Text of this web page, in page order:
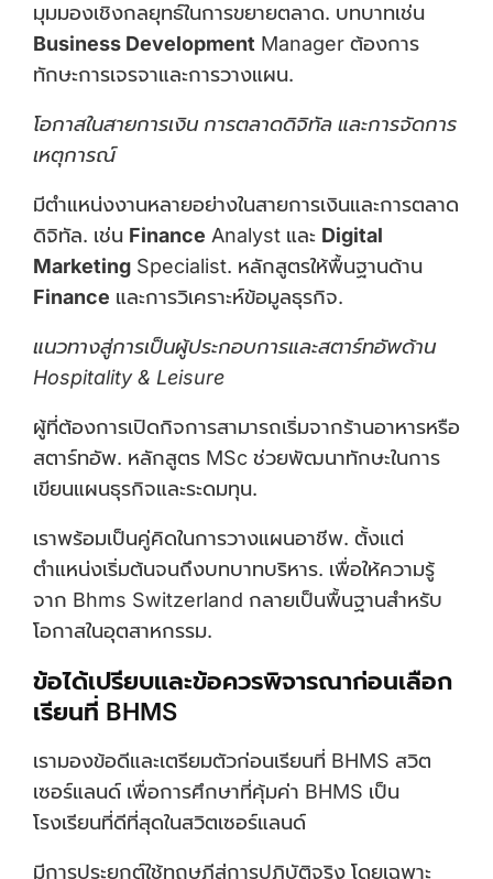
มุมมองเชิงกลยุทธ์ในการขยายตลาด. บทบาทเช่น
Business Development Manager ต้องการ
ทักษะการเจรจาและการวางแผน.
โอกาสในสายการเงิน การตลาดดิจิทัล และการจัดการ
เหตุการณ์
มีตำแหน่งงานหลายอย่างในสายการเงินและการตลาด
ดิจิทัล. เช่น Finance Analyst และ Digital
Marketing Specialist. หลักสูตรให้พื้นฐานด้าน
Finance และการวิเคราะห์ข้อมูลธุรกิจ.
แนวทางสู่การเป็นผู้ประกอบการและสตาร์ทอัพด้าน
Hospitality & Leisure
ผู้ที่ต้องการเปิดกิจการสามารถเริ่มจากร้านอาหารหรือ
สตาร์ทอัพ. หลักสูตร MSc ช่วยพัฒนาทักษะในการ
เขียนแผนธุรกิจและระดมทุน.
เราพร้อมเป็นคู่คิดในการวางแผนอาชีพ. ตั้งแต่
ตำแหน่งเริ่มต้นจนถึงบทบาทบริหาร. เพื่อให้ความรู้
จาก Bhms Switzerland กลายเป็นพื้นฐานสำหรับ
โอกาสในอุตสาหกรรม.
ข้อได้เปรียบและข้อควรพิจารณาก่อนเลือก
เรียนที่ BHMS
เรามองข้อดีและเตรียมตัวก่อนเรียนที่ BHMS สวิต
เซอร์แลนด์ เพื่อการศึกษาที่คุ้มค่า BHMS เป็น
โรงเรียนที่ดีที่สุดในสวิตเซอร์แลนด์
มีการประยุกต์ใช้ทฤษฎีสู่การปฏิบัติจริง โดยเฉพาะ